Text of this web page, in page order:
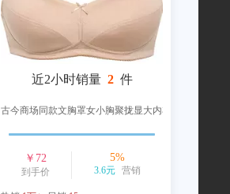
近2小时销量 2 件
古今商场同款文胸罩女小胸聚拢显大内衣
￥ 72
到手价
5%
3.6元 营销